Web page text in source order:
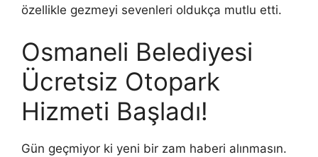
özellikle gezmeyi sevenleri oldukça mutlu etti.
Osmaneli Belediyesi
Ücretsiz Otopark
Hizmeti Başladı!
Gün geçmiyor ki yeni bir zam haberi alınmasın.